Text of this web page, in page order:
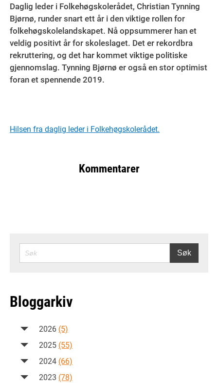
Daglig leder i Folkehøgskolerådet, Christian Tynning
Bjørnø, runder snart ett år i den viktige rollen for
folkehøgskolelandskapet. Nå oppsummerer han et
veldig positivt år for skoleslaget. Det er rekordbra
rekruttering, og det har kommet viktige politiske
gjennomslag. Tynning Bjørnø er også en stor optimist
foran et spennende 2019.
Hilsen fra daglig leder i Folkehøgskolerådet.
Kommentarer
SØK Søk
Bloggarkiv
2026 (5)
2025 (55)
2024 (66)
2023 (78)